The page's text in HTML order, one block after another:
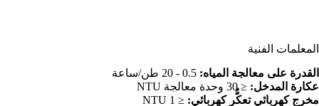
المعلمات الفنية
القدرة على معالجة المياه:
عكارة المدخل: ≤ 30 وحدة معالجة NTU
مخرج كهربائي تعكُّر كهربائي: ≤ 1 NTU